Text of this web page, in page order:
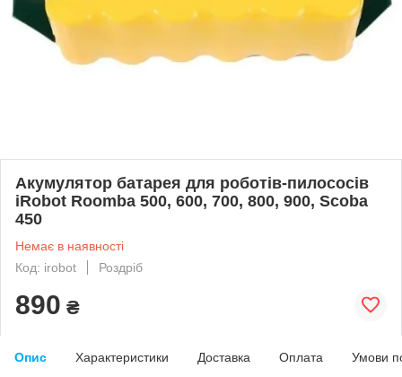
Акумулятор батарея для роботів-пилососів
iRobot Roomba 500, 600, 700, 800, 900, Scoba
450
Немає в наявності
Код: irobot
Роздріб
890 ₴
Опис Характеристики Доставка Оплата Умови